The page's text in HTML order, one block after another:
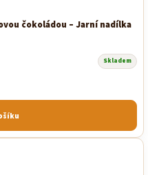
čokoládou – Jarní nadílka
Skladem